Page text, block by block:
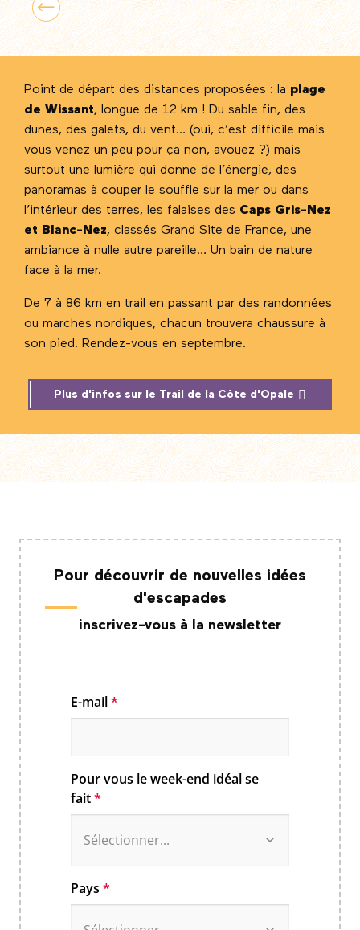
Point de départ des distances proposées : la plage
de Wissant, longue de 12 km ! Du sable fin, des
dunes, des galets, du vent… (oui, c’est difficile mais
vous venez un peu pour ça non, avouez ?) mais
surtout une lumière qui donne de l’énergie, des
panoramas à couper le souffle sur la mer ou dans
l’intérieur des terres, les falaises des Caps Gris-Nez
et Blanc-Nez, classés Grand Site de France, une
ambiance à nulle autre pareille… Un bain de nature
face à la mer.
De 7 à 86 km en trail en passant par des randonnées
ou marches nordiques, chacun trouvera chaussure à
son pied. Rendez-vous en septembre.
Plus d'infos sur le Trail de la Côte d'Opale
Pour découvrir de nouvelles idées
d'escapades
inscrivez-vous à la newsletter